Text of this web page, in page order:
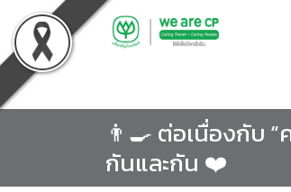
to
content
👨‍🍳 ต่อเนื่องกับ​
กันและกัน​ ❤️